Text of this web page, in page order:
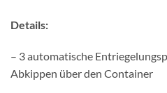
Details:
– 3 automatische
Abkippen über den Container